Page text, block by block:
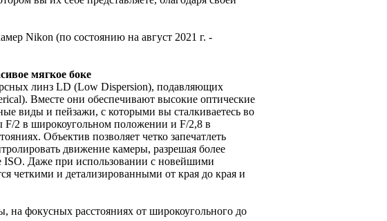
Nikon (по состоянию на август 2021 г. -
мягкое боке
линз LD (Low Dispersion), подавляющих
Вместе они обеспечивают высокие оптические
виды и пейзажи, с которыми вы сталкиваетесь во
2 в широкоугольном положении и F/2,8 в
Объектив позволяет четко запечатлеть
движение камеры, разрешая более
ISO. Даже при использовании с новейшими
четкими и детализированными от края до края и
фокусных расстояниях от широкоугольного до